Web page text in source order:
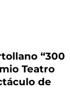
“300
Teatro
de